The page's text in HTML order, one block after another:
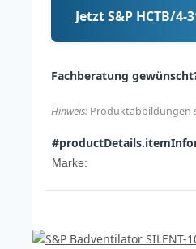
Jetzt S&P HCTB/
Fachberatung
Hinweis: Produktabbildungen
Marke: